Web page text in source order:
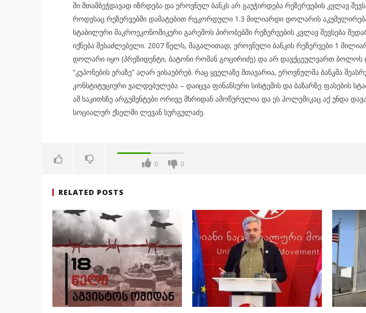
ში შთამბეჭდავად იზრდება და ეროვნულ ბანკს არ გაუჭირდება რეზერვების კვლავ
როდესაც რეზერვებში დამატებით რეკორდული 1.3 მილიარდი დოლარის
სტაბილური მაკროეკონომიკური გარემოს პირობებში რეზერვების კვლავ შევსება
იქნება შესაძლებელი. 2007 წელს, მაგალითად, ეროვნული ბანკის რეზერვები 1
დოლარი იყო (პრეზიდენტი, ბატონი რომან გოცირიძე) და არ დავქცეულვართ
“კუპონების ერაზე” აღარ ვისაუბრებ. რაც ყველაზე მთავარია, ეროვნულმა ბანკმა
კონსტიტუციური ვალდებულება – დაიცვა ფინანსური სისტემის და ბაზარზე ფასების
ამ საკითხზე არგუმენტები ორივე მხრიდან ამოწურულია და ეს პოლემიკაც აქ უნდა
სოციალურ ქსელში ლევან სურგულაძე.
0 0
RELATED POSTS